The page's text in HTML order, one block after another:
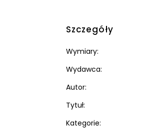
Szczegóły
Wymiary:
Wydawca:
Autor:
Tytuł:
Kategorie: